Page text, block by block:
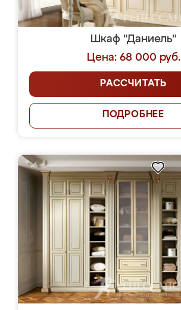
Шкаф "Даниель"
Цена: 68 000 руб.
РАССЧИТАТЬ
ПОДРОБНЕЕ